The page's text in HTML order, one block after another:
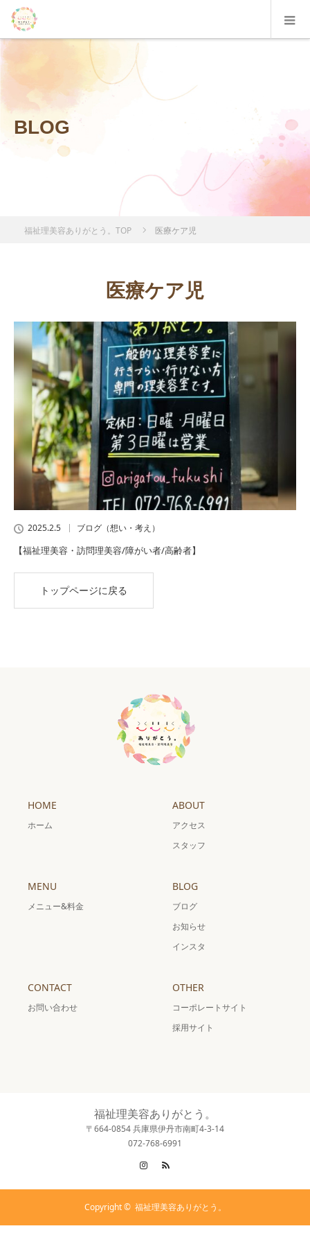
BLOG
福祉理美容ありがとう。TOP 医療ケア児
医療ケア児
2025.2.5 ブログ（想い・考え）
【福祉理美容・訪問理美容/障がい者/高齢者】
トップページに戻る
HOME
ホーム
ABOUT
アクセス
スタッフ
MENU
メニュー&料金
BLOG
ブログ
お知らせ
インスタ
CONTACT
お問い合わせ
OTHER
コーポレートサイト
採用サイト
福祉理美容ありがとう。
〒664-0854 兵庫県伊丹市南町4-3-14
072-768-6991
Instagram
Copyright © 福祉理美容ありがとう。